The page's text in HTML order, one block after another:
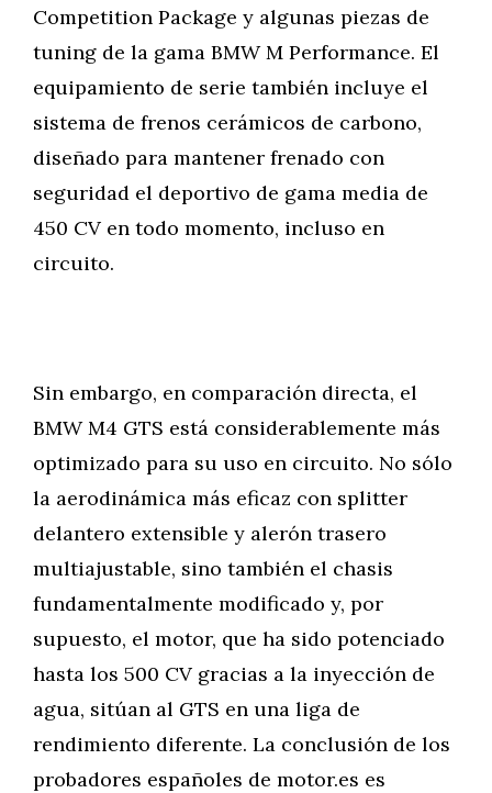
Competition Package y algunas piezas de
tuning de la gama BMW M Performance. El
equipamiento de serie también incluye el
sistema de frenos cerámicos de carbono,
diseñado para mantener frenado con
seguridad el deportivo de gama media de
450 CV en todo momento, incluso en
circuito.
Sin embargo, en comparación directa, el
BMW M4 GTS está considerablemente más
optimizado para su uso en circuito. No sólo
la aerodinámica más eficaz con splitter
delantero extensible y alerón trasero
multiajustable, sino también el chasis
fundamentalmente modificado y, por
supuesto, el motor, que ha sido potenciado
hasta los 500 CV gracias a la inyección de
agua, sitúan al GTS en una liga de
rendimiento diferente. La conclusión de los
probadores españoles de motor.es es